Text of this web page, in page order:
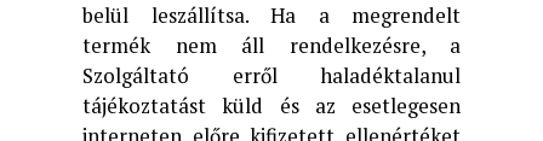
belül leszállítsa. Ha a megrendelt
termék nem áll rendelkezésre, a
Szolgáltató erről haladéktalanul
tájékoztatást küld és az esetlegesen